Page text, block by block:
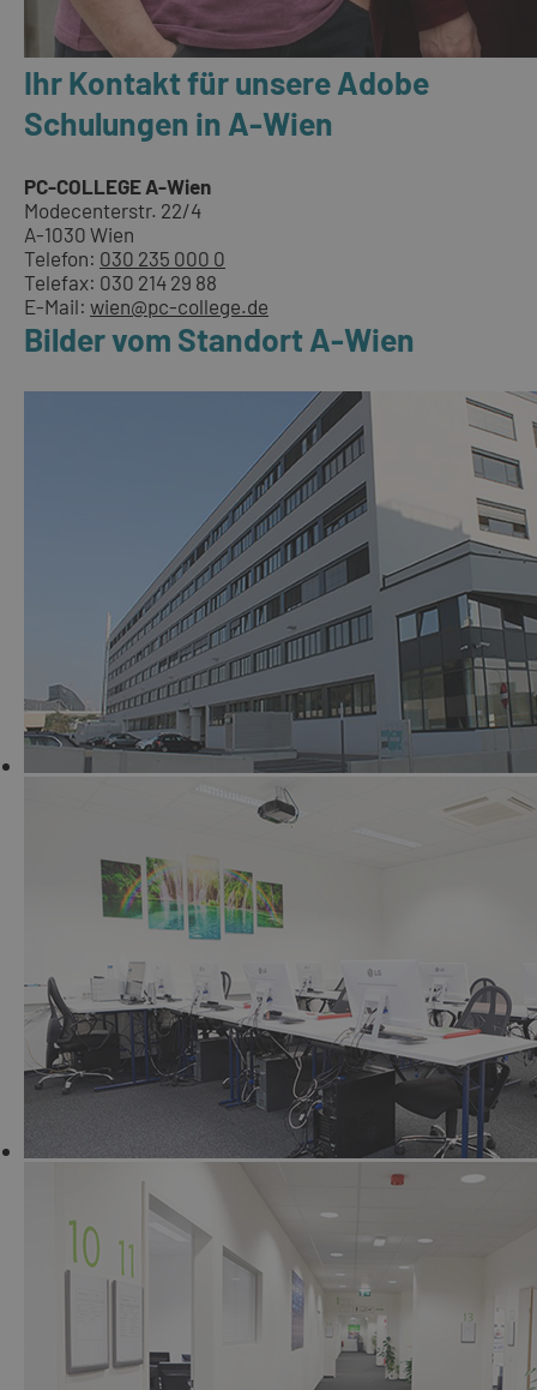
Ihr Kontakt für unsere Adobe
Schulungen in A-Wien
PC-COLLEGE A-Wien
Modecenterstr. 22/4
A-1030 Wien
Telefon: 030 235 000 0
Telefax: 030 214 29 88
E-Mail: wien@pc-college.de
Bilder vom Standort A-Wien